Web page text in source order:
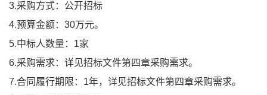
3.采购方式：公开招标
4.预算金额：30万元。
5.中标人数量：1家
6.采购需求：详见招标文件第四章采购需求。
7.合同履行期限：1年，详见招标文件第四章采购需求。